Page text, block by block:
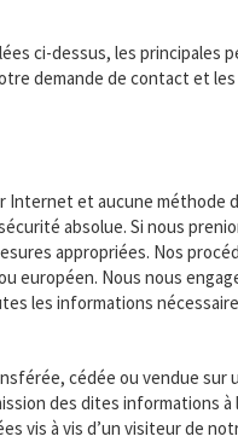
ci-dessus, les principales
demande de contact et les
et aucune méthode
absolue. Si nous
appropriées. Nos
européen. Nous nous
les informations
cédée ou vendue sur
des dites informations
vis à vis d’un visiteur de